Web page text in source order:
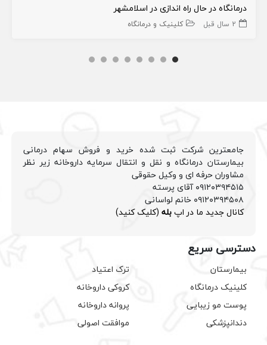
درمانگاه در حال راه اندازی در اسلامشهر
2 سال قبل کلینیک و درمانگاه
جامعترین شرکت ثبت شده خرید و فروش سهام درمانی
بیمارستان درمانگاه و نقل و انتقال سرمایه داروخانه زیر نظر
مشاوران حرفه ای و وکیل حقوقی
۰۹۱۲۰۳۹۴۵۱۵ آقای پرسته
۰۹۱۲۰۳۹۴۵۰۸ خانم لواسانی
کانال جدید ما در اپبله (کلیک کنید)
دسترسی سریع
بیمارستان
کلینیک درمانگاه
پوست مو زیبایی
دندانپزشکی
ترک اعتیاد
کروکی داروخانه
پروانه داروخانه
موافقت اصولی